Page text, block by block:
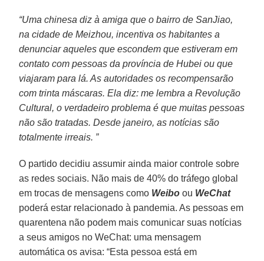
“Uma chinesa diz à amiga que o bairro de SanJiao,
na cidade de Meizhou, incentiva os habitantes a
denunciar aqueles que escondem que estiveram em
contato com pessoas da província de Hubei ou que
viajaram para lá. As autoridades os recompensarão
com trinta máscaras. Ela diz: me lembra a Revolução
Cultural, o verdadeiro problema é que muitas pessoas
não são tratadas. Desde janeiro, as notícias são
totalmente irreais. ”
O partido decidiu assumir ainda maior controle sobre
as redes sociais. Não mais de 40% do tráfego global
em trocas de mensagens como Weibo ou WeChat
poderá estar relacionado à pandemia. As pessoas em
quarentena não podem mais comunicar suas notícias
a seus amigos no WeChat: uma mensagem
automática os avisa: “Esta pessoa está em